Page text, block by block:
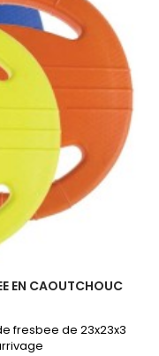
EN CAOUTCHOUC
fresbee de 23x23x3